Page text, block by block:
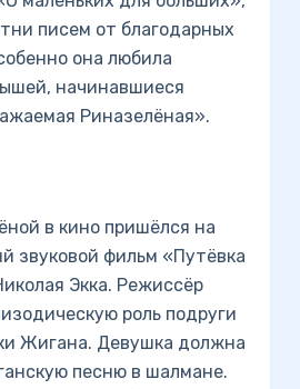
писем от благодарных
она любила
начинавшиеся
Риназелёная».
в кино пришёлся на
звуковой фильм «Путёвка
Экка. Режиссёр
роль подруги
Жигана. Девушка должна
песню в шалмане.